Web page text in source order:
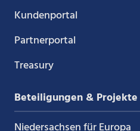
Kundenportal
Partnerportal
Treasury
Beteiligungen & Projekte